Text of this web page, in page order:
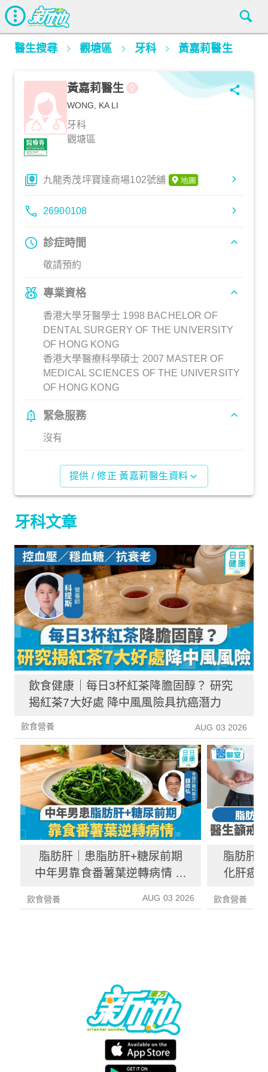
醫生搜尋 觀塘區 牙科 黃嘉莉醫生
黃嘉莉醫生
WONG, KA LI
牙科
觀塘區
九龍秀茂坪寶達商場102號舖
26900108
診症時間
敬請預約
專業資格
香港大學牙醫學士 1998 BACHELOR OF
DENTAL SURGERY OF THE UNIVERSITY
OF HONG KONG
香港大學醫療科學碩士 2007 MASTER OF
MEDICAL SCIENCES OF THE UNIVERSITY
OF HONG KONG
緊急服務
沒有
提供 / 修正 黃嘉莉醫生資料
牙科文章
飲食健康｜每日3杯紅茶降膽固醇？ 研究
揭紅茶7大好處 降中風風險具抗癌潛力
飲食營養 AUG 03 2026
脂肪肝｜患脂肪肝+糖尿前期
中年男靠食番薯葉逆轉病情 肝
飲食營養 AUG 03 2026
脂肪肝
化肝癌
飲食營養